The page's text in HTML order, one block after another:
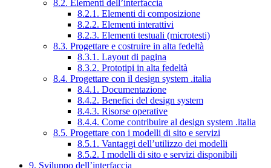
8.2. Elementi dell’interfaccia
8.2.1. Elementi di composizione
8.2.2. Elementi interattivi
8.2.3. Elementi testuali (microtesti)
8.3. Progettare e costruire in alta fedeltà
8.3.1. Layout di pagina
8.3.2. Prototipi in alta fedeltà
8.4. Progettare con il design system .italia
8.4.1. Documentazione
8.4.2. Benefici del design system
8.4.3. Risorse operative
8.4.4. Come contribuire al design system .italia
8.5. Progettare con i modelli di sito e servizi
8.5.1. Vantaggi dell’utilizzo dei modelli
8.5.2. I modelli di sito e servizi disponibili
9. Sviluppo dell’interfaccia